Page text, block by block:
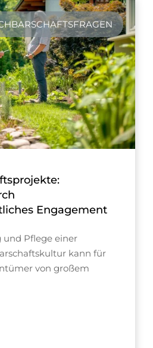
Engagement
und Pflege einer
kann für
von großem